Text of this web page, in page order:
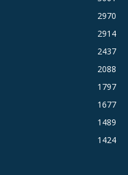
2970
2914
2437
2088
1797
1677
1489
1424